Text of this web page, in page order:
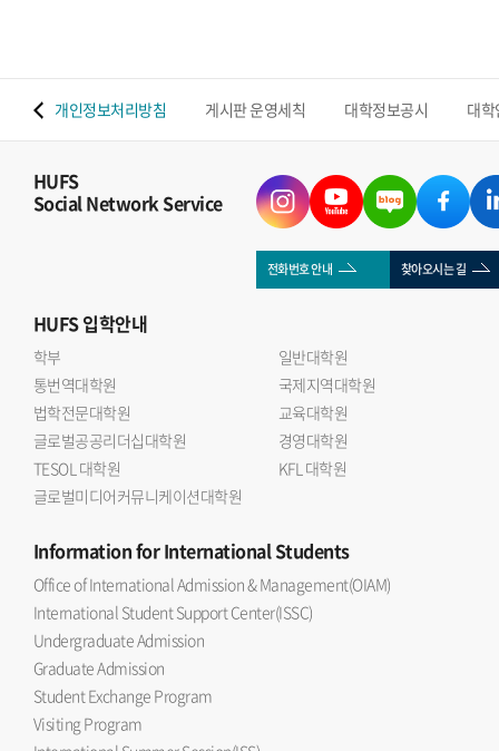
개인정보처리방침 게시판 운영세칙 대학정보공시 대
HUFS
Social Network Service
전화번호 안내 찾아오시는 길
HUFS입학안내
학부
일반대학원
통번역대학원
국제지역대학원
법학전문대학원
교육대학원
글로벌공공리더십대학원
경영대학원
TESOL 대학원
KFL 대학원
글로벌미디어커뮤니케이션대학원
Informationfor International Students
Office of International Admission & Management(OIAM)
International Student Support Center(ISSC)
Undergraduate Admission
Graduate Admission
Student Exchange Program
Visiting Program